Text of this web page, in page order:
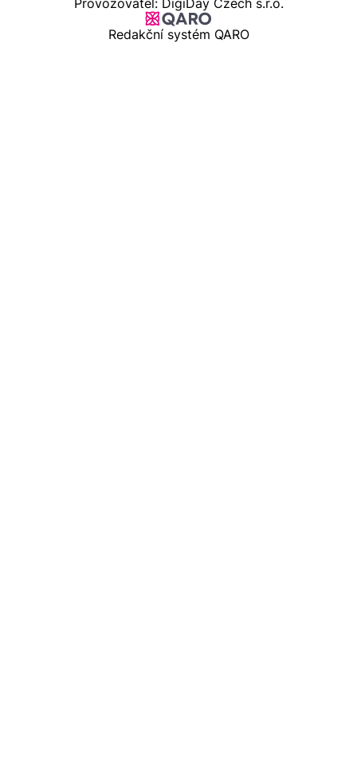
Provozovatel: DigiDay Czech s.r.o.
Redakční systém QARO